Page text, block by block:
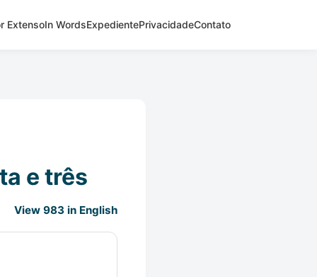
ExtensoIn WordsExpedientePrivacidadeContato
e três
View 983 in English